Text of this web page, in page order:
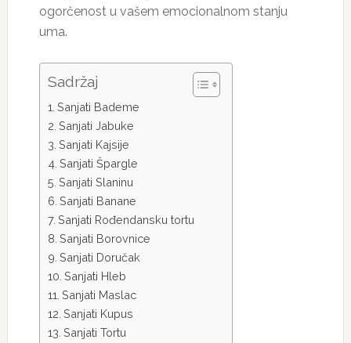
ogorčenost u vašem emocionalnom stanju
uma.
Sadržaj
Sanjati Bademe
Sanjati Jabuke
Sanjati Kajsije
Sanjati Špargle
Sanjati Slaninu
Sanjati Banane
Sanjati Rođendansku tortu
Sanjati Borovnice
Sanjati Doručak
Sanjati Hleb
Sanjati Maslac
Sanjati Kupus
Sanjati Tortu